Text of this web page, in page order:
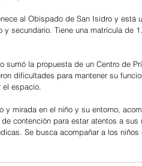
al Obispado de San Isidro y está
secundario. Tiene una matrícula de
sumó la propuesta de un Centro de
dificultades para mantener su
el espacio.
y mirada en el niño y su entorno,
contención para estar atentos a sus
Se busca acompañar a los